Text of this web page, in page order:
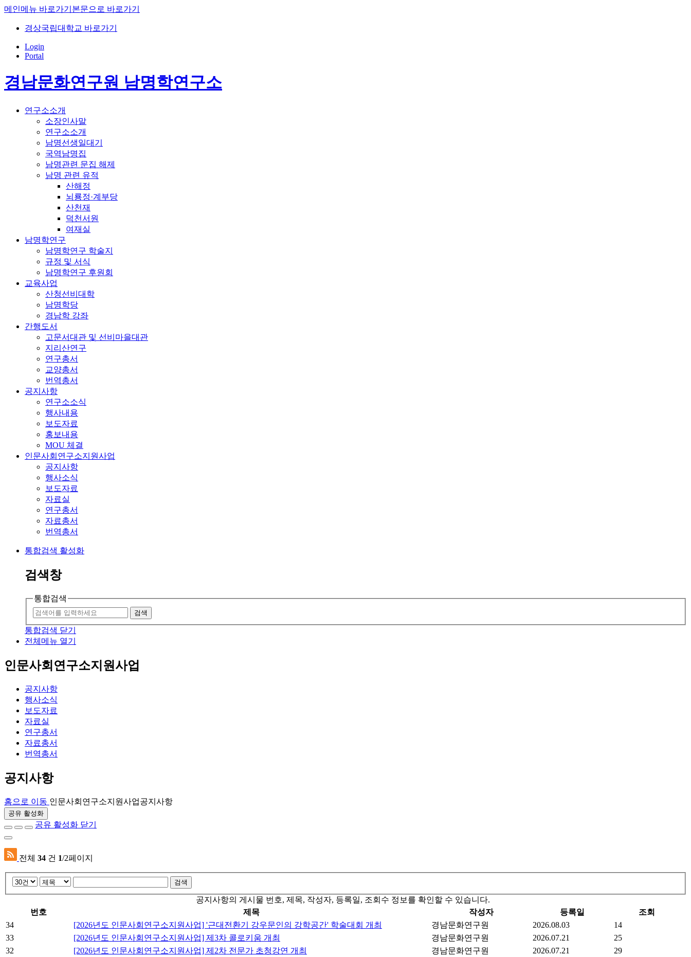
메인메뉴 바로가기 본문으로 바로가기
경상국립대학교 바로가기
Login
Portal
경남문화연구원 남명학연구소
연구소소개
소장인사말
연구소소개
남명선생일대기
국역남명집
남명관련 문집 해제
남명 관련 유적
산해정
뇌룡정·계부당
산천재
덕천서원
여재실
남명학연구
남명학연구 학술지
규정 및 서식
남명학연구 후원회
교육사업
산청선비대학
남명학당
경남학 강좌
간행도서
고문서대관 및 선비마을대관
지리산연구
연구총서
교양총서
번역총서
공지사항
연구소소식
행사내용
보도자료
홍보내용
MOU 체결
인문사회연구소지원사업
공지사항
행사소식
보도자료
자료실
연구총서
자료총서
번역총서
통합검색 활성화
검색창
통합검색
검색
통합검색 닫기
전체메뉴 열기
인문사회연구소지원사업
공지사항
행사소식
보도자료
자료실
연구총서
자료총서
번역총서
공지사항
홈으로 이동 인문사회연구소지원사업공지사항
공유 활성화
공유 활성화 닫기
전체 34 건 1/2페이지
검색
공지사항의 게시물 번호, 제목, 작성자, 등록일, 조회수 정보를 확인할 수 있습니다.
번호
제목 작성자 등록일
조회
34
[2026년도 인문사회연구소지원사업] '근대전환기 강우문인의 강학공간' 학술대회 개최 경남문화연구원 2026.08.03
14
33
[2026년도 인문사회연구소지원사업] 제3차 콜로키움 개최 경남문화연구원 2026.07.21
25
32
[2026년도 인문사회연구소지원사업] 제2차 전문가 초청강연 개최 경남문화연구원 2026.07.21
29